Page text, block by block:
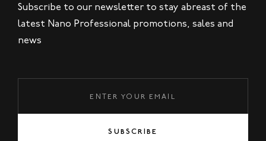
Subscribe to our newsletter to stay abreast of the
latest Nano Professional promotions, sales and
news
SUBSCRIBE